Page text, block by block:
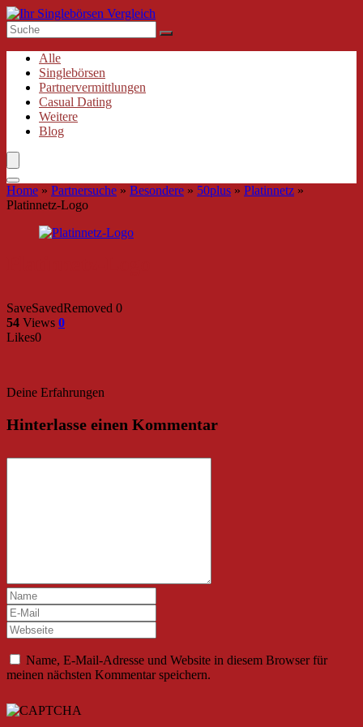
Alle
Singlebörsen
Partnervermittlungen
Casual Dating
Weitere
Blog
Home » Partnersuche » Besondere » 50plus » Platinnetz »
Platinnetz-Logo
SaveSavedRemoved 0
54 Views 0
Likes0
Deine Erfahrungen
Hinterlasse einen Kommentar
Name, E-Mail-Adresse und Website in diesem Browser für
meinen nächsten Kommentar speichern.